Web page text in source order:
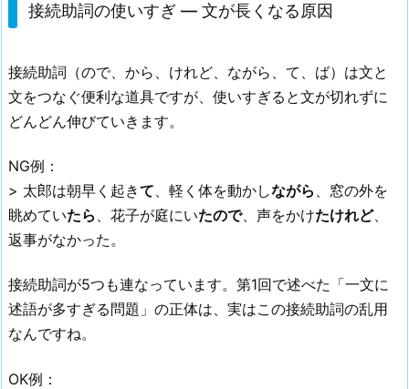
接続助詞の使いすぎ — 文が長くなる原因
接続助詞（ので、から、けれど、ながら、て、ば）は文と
文をつなぐ便利な道具ですが、使いすぎると文が切れずに
どんどん伸びていきます。
NG例：
> 太郎は朝早く起きて、軽く体を動かしながら 、窓の外を
眺めていたら 、花子が庭にいたので、声をかけたけれど、
返事がなかった。
接続助詞が5つも連なっています。第1回で述べた「一文に
述語が多すぎる問題」の正体は、実はこの接続助詞の乱用
なんですね。
OK例：